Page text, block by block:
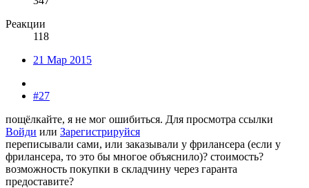
Реакции
118
21 Мар 2015
#27
пощёлкайте, я не мог ошибиться. Для просмотра ссылки
Войди или Зарегистрируйся
переписывали сами, или заказывали у фрилансера (если у
фрилансера, то это бы многое объяснило)? стоимость?
возможность покупки в складчину через гаранта
предоставите?